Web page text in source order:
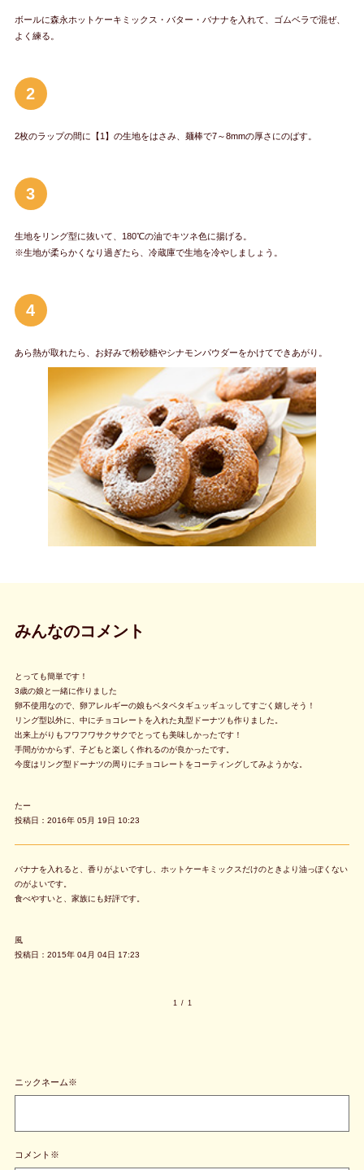
ボールに森永ホットケーキミックス・バター・バナナを入れて、ゴムベラで混ぜ、
よく練る。
2
2枚のラップの間に【1】の生地をはさみ、麺棒で7～8mmの厚さにのばす。
3
生地をリング型に抜いて、180℃の油でキツネ色に揚げる。
※生地が柔らかくなり過ぎたら、冷蔵庫で生地を冷やしましょう。
4
あら熱が取れたら、お好みで粉砂糖やシナモンパウダーをかけてできあがり。
みんなのコメント
とっても簡単です！
3歳の娘と一緒に作りました
卵不使用なので、卵アレルギーの娘もペタペタギュッギュッしてすごく嬉しそう！
リング型以外に、中にチョコレートを入れた丸型ドーナツも作りました。
出来上がりもフワフワサクサクでとっても美味しかったです！
手間がかからず、子どもと楽しく作れるのが良かったです。
今度はリング型ドーナツの周りにチョコレートをコーティングしてみようかな。
たー
投稿日：2016年 05月 19日 10:23
バナナを入れると、香りがよいですし、ホットケーキミックスだけのときより油っぽくない
のがよいです。
食べやすいと、家族にも好評です。
風
投稿日：2015年 04月 04日 17:23
1 / 1
ニックネーム※
コメント※